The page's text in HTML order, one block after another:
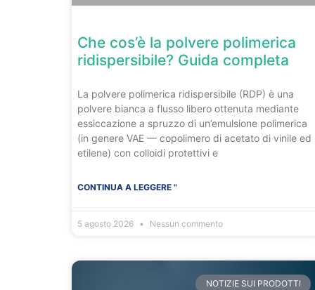
Che cos’è la polvere polimerica
ridispersibile? Guida completa
La polvere polimerica ridispersibile (RDP) è una
polvere bianca a flusso libero ottenuta mediante
essiccazione a spruzzo di un’emulsione polimerica
(in genere VAE — copolimero di acetato di vinile ed
etilene) con colloidi protettivi e
CONTINUA A LEGGERE "
5 agosto 2026 Nessun commento
NOTIZIE SUI PRODOTTI